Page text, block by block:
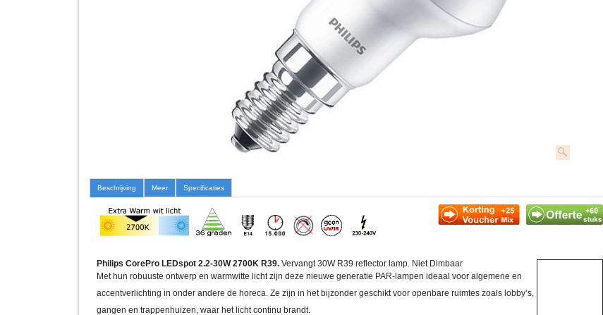
Beschrijving Meer Specificaties
Philips CorePro LEDspot 2.2-30W 2700K R39. Vervangt 30W R39 reflector lamp. Niet Dimbaar
Met hun robuuste ontwerp en warmwitte licht zijn deze nieuwe generatie PAR-lampen ideaal voor algemene en
accentverlichting in onder andere de horeca. Ze zijn in het bijzonder geschikt voor openbare ruimtes zoals lobby’s,
gangen en trappenhuizen, waar het licht continu brandt.